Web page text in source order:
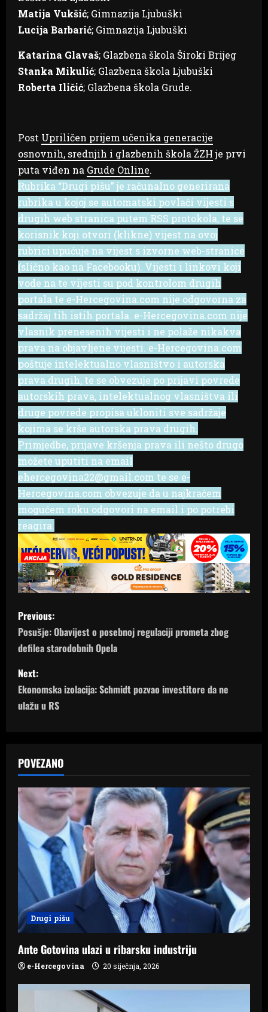
Matija Vukšić; Gimnazija Ljubuški
Lucija Barbarić; Gimnazija Ljubuški
Katarina Glavaš; Glazbena škola Široki Brijeg
Stanka Mikulić; Glazbena škola Ljubuški
Roberta Iličić; Glazbena škola Grude.
Post Upriličen prijem učenika generacije
osnovnih, srednjih i glazbenih škola ŽZHje prvi
puta viđen na Grude Online.
Rubrika “Drugi pišu” je računalno generirana
rubrika u kojoj se automatski povlači vijesti s
drugih web stranica putem RSS protokola, te se
korisnik koji otvori (klikne) vijest na ovoj
rubrici upućuje na vijest s izvorne web-stranice
(slično kao na Facebooku). Vijesti i linkovi koji
vode na te vijesti su pod kontrolom drugih
portala te e-Hercegovina.com nije odgovorna za
sadržaj tih istih portala. e-Hercegovina.com nije
vlasnik prenesenih vijesti i ne polaže nikakva
prava na objavljene vijesti. e-Hercegovina.com
poštuje intelektualno vlasništvo i autorska
prava drugih, te se obvezuje po prijavi povrede
autorskih prava, intelektualnog vlasništva ili
druge povrede propisa ukloniti sve sadržaje
kojima se krše autorska prava drugih.
Primjedbe, prijave kršenja prava ili nešto drugo
možete uputiti na email
ehercegovina22@gmail.com te se e-
Hercegovina.com obvezuje da u najkraćem
mogućem roku odgovori na email i po potrebi
reagira.
P
o
s
t
n
v
i
g
a
t
o
n
Previous:
Posušje: Obavijest o posebnoj regulaciji prometa zbog
defilea starodobnih Opela
Next:
Ekonomska izolacija: Schmidt pozvao investitore da ne
ulažu u RS
POVEZANO
Drugi pišu
Ante Gotovina ulazi u ribarsku industriju
e-Hercegovina 20 siječnja, 2026